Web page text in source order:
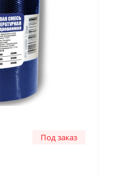
Под заказ